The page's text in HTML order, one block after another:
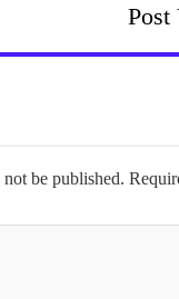
Post
be published.